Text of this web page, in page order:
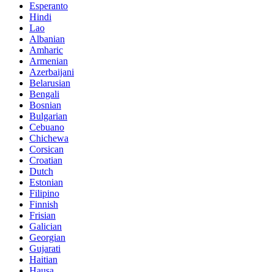
Esperanto
Hindi
Lao
Albanian
Amharic
Armenian
Azerbaijani
Belarusian
Bengali
Bosnian
Bulgarian
Cebuano
Chichewa
Corsican
Croatian
Dutch
Estonian
Filipino
Finnish
Frisian
Galician
Georgian
Gujarati
Haitian